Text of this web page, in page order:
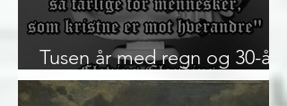
Tusen år med regn og 30-års
krigen